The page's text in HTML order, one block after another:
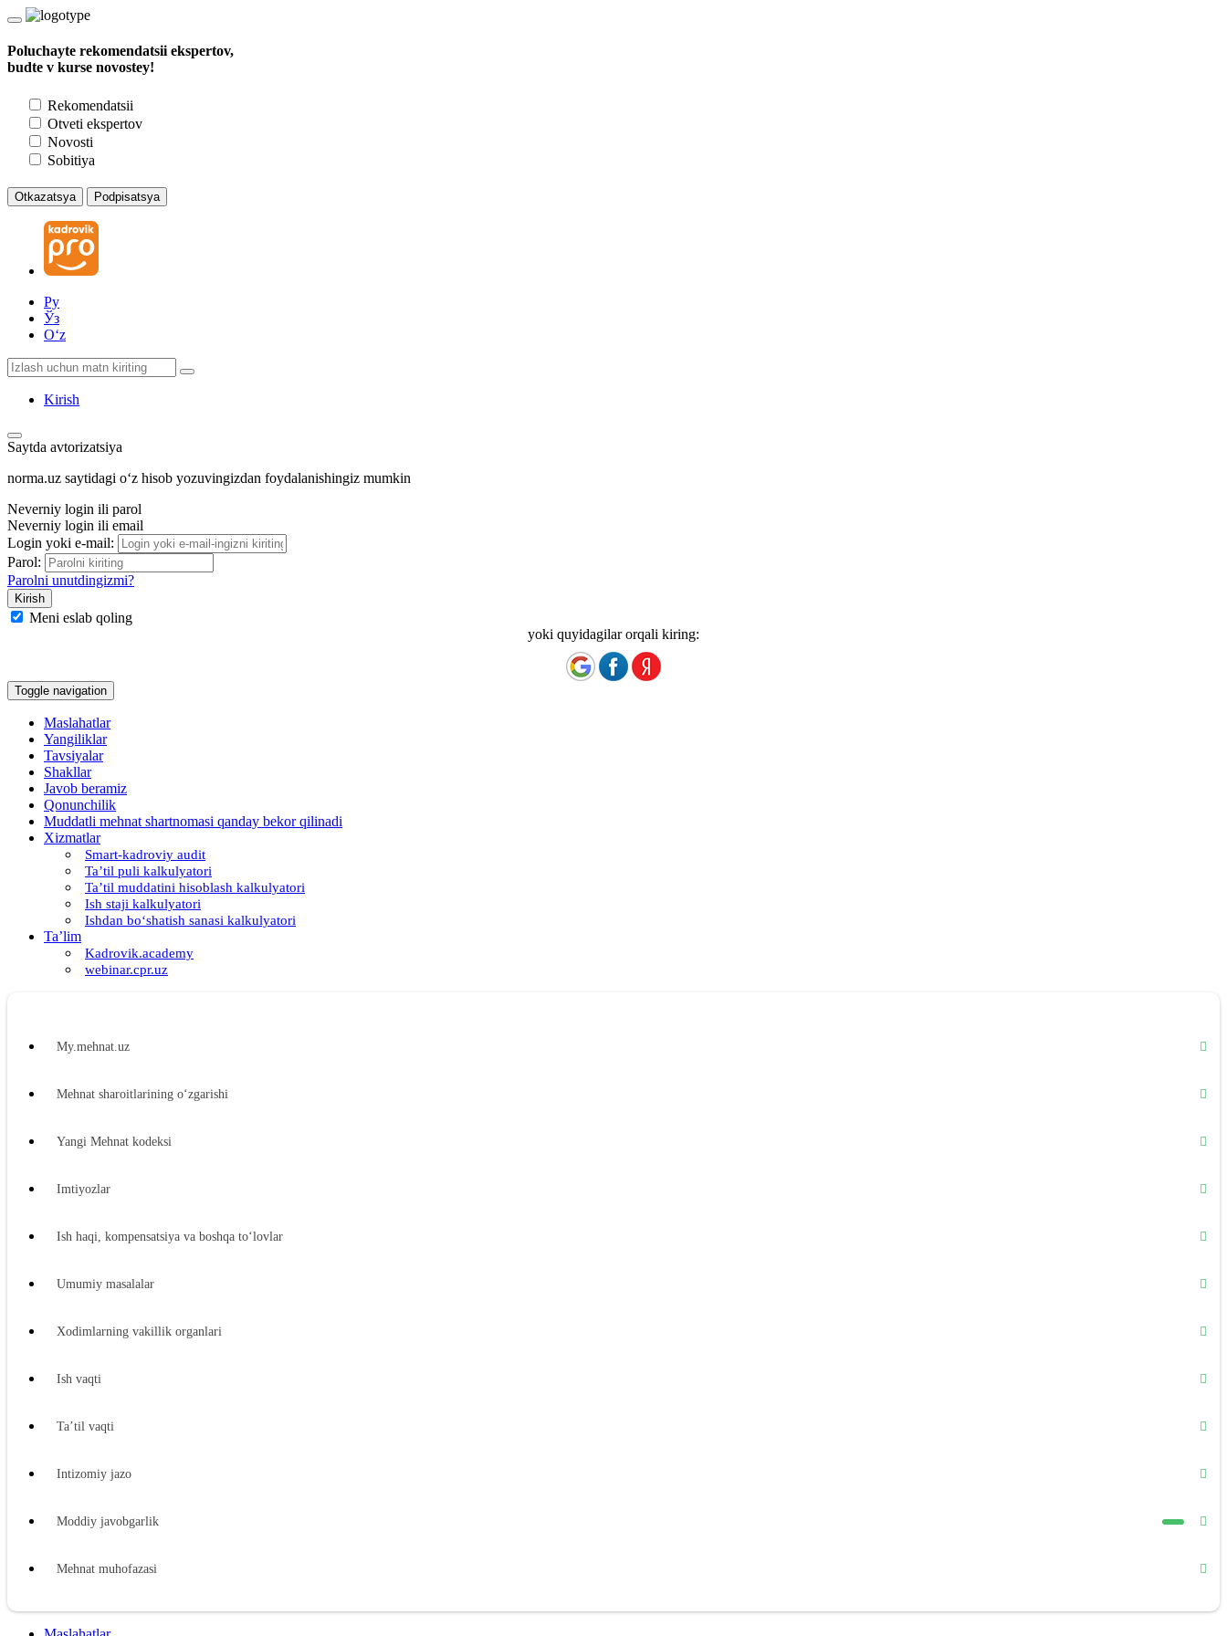
Poluchayte rekomendatsii ekspertov,
budte v kurse novostey!
Rekomendatsii
Otveti ekspertov
Novosti
Sobitiya
Otkazatsya Podpisatsya
Ру
Ўз
Oʻz
Kirish
Saytda avtorizatsiya
norma.uz saytidagi oʻz hisob yozuvingizdan foydalanishingiz mumkin
Neverniy login ili parol
Neverniy login ili email
Login yoki e-mail:
Parol:
Parolni unutdingizmi?
Meni eslab qoling
yoki quyidagilar orqali kiring:
Toggle navigation
Maslahatlar
Yangiliklar
Tavsiyalar
Shakllar
Javob beramiz
Qonunchilik
Muddatli mehnat shartnomasi qanday bekor qilinadi
Xizmatlar
Smart-kadroviy audit
Ta’til puli kalkulyatori
Ta’til muddatini hisoblash kalkulyatori
Ish staji kalkulyatori
Ishdan boʻshatish sanasi kalkulyatori
Ta’lim
Kadrovik.academy
webinar.cpr.uz
My.mehnat.uz
Mehnat sharoitlarining oʻzgarishi
Yangi Mehnat kodeksi
Imtiyozlar
Ish haqi, kompensatsiya va boshqa toʻlovlar
Umumiy masalalar
Xodimlarning vakillik organlari
Ish vaqti
Ta’til vaqti
Intizomiy jazo
Moddiy javobgarlik
Mehnat muhofazasi
Ijtimoiy ta’minot